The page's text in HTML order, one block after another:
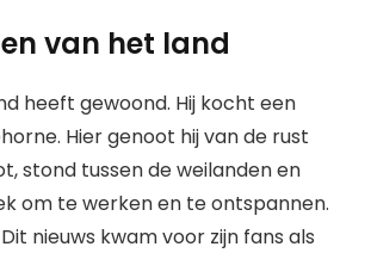
van het land
heeft gewoond. Hij kocht een
Hier genoot hij van de rust
stond tussen de weilanden en
om te werken en te ontspannen.
nieuws kwam voor zijn fans als